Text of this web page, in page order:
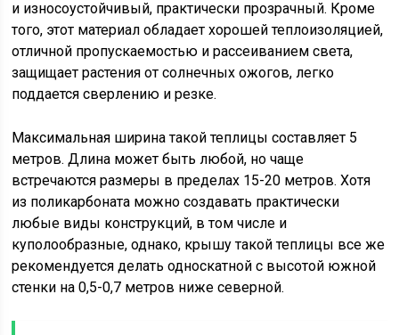
и износоустойчивый, практически прозрачный. Кроме
того, этот материал обладает хорошей теплоизоляцией,
отличной пропускаемостью и рассеиванием света,
защищает растения от солнечных ожогов, легко
поддается сверлению и резке.
Максимальная ширина такой теплицы составляет 5
метров. Длина может быть любой, но чаще
встречаются размеры в пределах 15-20 метров. Хотя
из поликарбоната можно создавать практически
любые виды конструкций, в том числе и
куполообразные, однако, крышу такой теплицы все же
рекомендуется делать односкатной с высотой южной
стенки на 0,5-0,7 метров ниже северной.